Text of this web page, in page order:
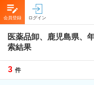
会員登録 ログイン
医薬品卸、鹿児島県、
索結果
3 件